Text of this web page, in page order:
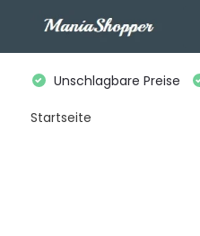
Unschlagbare Preise
Startseite